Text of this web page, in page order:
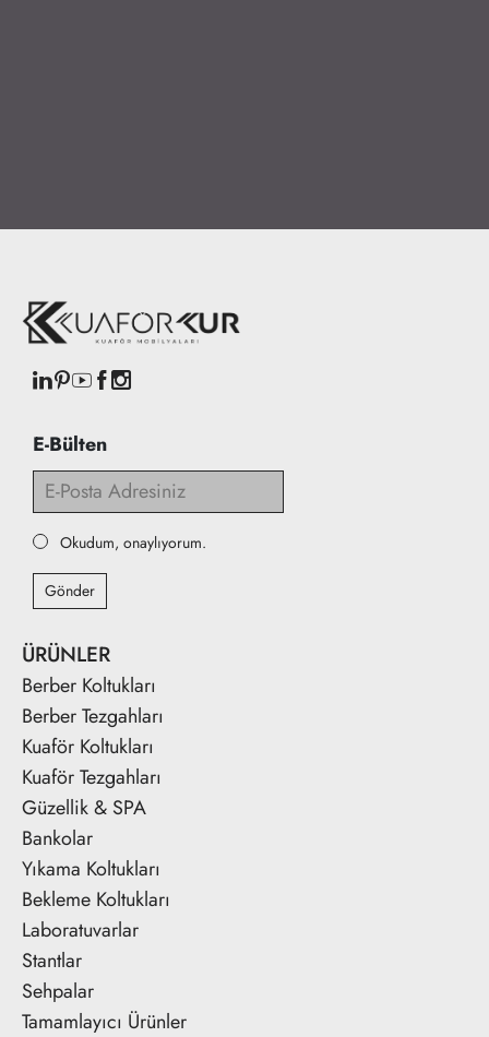
E-Bülten
Okudum, onaylıyorum.
Gönder
ÜRÜNLER
Berber Koltukları
Berber Tezgahları
Kuaför Koltukları
Kuaför Tezgahları
Güzellik & SPA
Bankolar
Yıkama Koltukları
Bekleme Koltukları
Laboratuvarlar
Stantlar
Sehpalar
Tamamlayıcı Ürünler